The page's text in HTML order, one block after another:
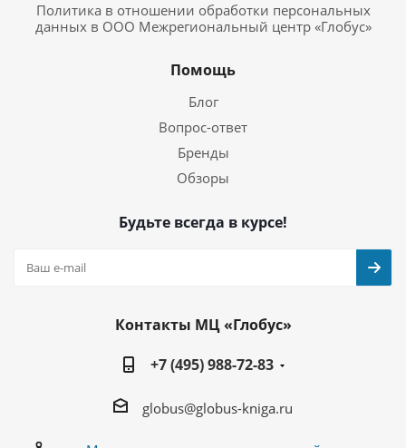
Политика в отношении обработки персональных
данных в ООО Межрегиональный центр «Глобус»
Помощь
Блог
Вопрос-ответ
Бренды
Обзоры
Будьте всегда в курсе!
Контакты МЦ «Глобус»
+7 (495) 988-72-83
globus@globus-kniga.ru